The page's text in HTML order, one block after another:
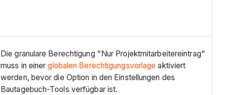
Die granulare Berechtigung "Nur Projektmitarbeitereintrag"
muss in einer globalen Berechtigungsvorlageaktiviert
werden, bevor die Option in den Einstellungen des
Bautagebuch-Tools verfügbar ist.